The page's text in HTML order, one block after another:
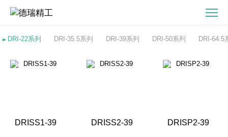
DRISS3-
39
铁DRI-22系列 DRI-35.5系列 DRI-39系列 DRI-50系列 DRI-64.5
DRISS1-39 DRISS2-39 DRISP2-39